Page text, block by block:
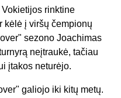
rinktine
kėlė į viršų čempionų
sezono Joachimas
neįtraukė, tačiau
įtakos neturėjo.
galiojo iki kitų metų.